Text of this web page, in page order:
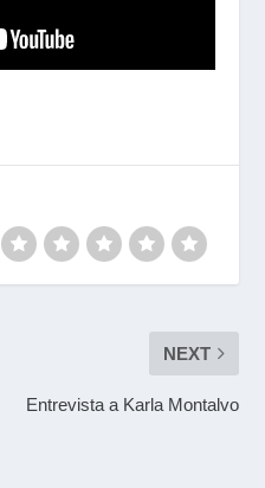
NEXT
Entrevista a Karla Montalvo